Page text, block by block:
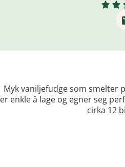
Myk vaniljefudge som smelter
er enkle å lage og egner seg
cirka 12